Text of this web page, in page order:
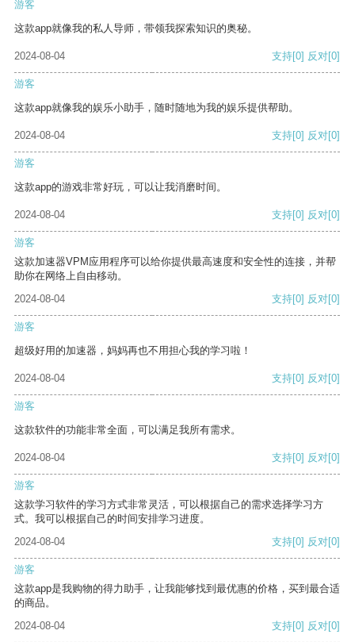
游客
这款app就像我的私人导师，带领我探索知识的奥秘。
2024-08-04 支持[0] 反对[0]
游客
这款app就像我的娱乐小助手，随时随地为我的娱乐提供帮助。
2024-08-04 支持[0] 反对[0]
游客
这款app的游戏非常好玩，可以让我消磨时间。
2024-08-04 支持[0] 反对[0]
游客
这款加速器VPM应用程序可以给你提供最高速度和安全性的连接，并帮
助你在网络上自由移动。
2024-08-04
支持[0] 反对[0]
游客
超级好用的加速器，妈妈再也不用担心我的学习啦！
2024-08-04 支持[0] 反对[0]
游客
这款软件的功能非常全面，可以满足我所有需求。
2024-08-04 支持[0] 反对[0]
游客
这款学习软件的学习方式非常灵活，可以根据自己的需求选择学习方
式。我可以根据自己的时间安排学习进度。
2024-08-04
支持[0] 反对[0]
游客
这款app是我购物的得力助手，让我能够找到最优惠的价格，买到最合适
的商品。
2024-08-04
支持[0] 反对[0]